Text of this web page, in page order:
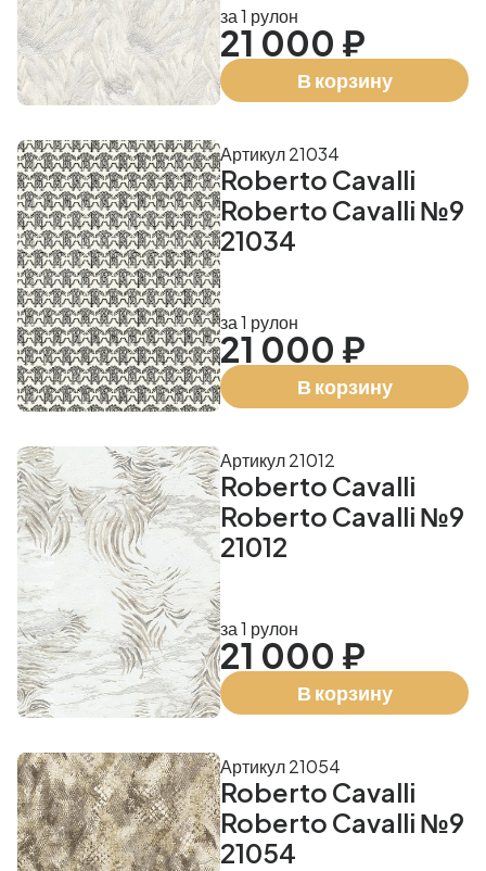
за 1 рулон
21 000 ₽
В корзину
Roberto Cavalli
Roberto Cavalli №9
21034
Артикул 21034
за 1 рулон
21 000 ₽
В корзину
Roberto Cavalli
Roberto Cavalli №9
21012
Артикул 21012
за 1 рулон
21 000 ₽
В корзину
Roberto Cavalli
Roberto Cavalli №9
21054
Артикул 21054